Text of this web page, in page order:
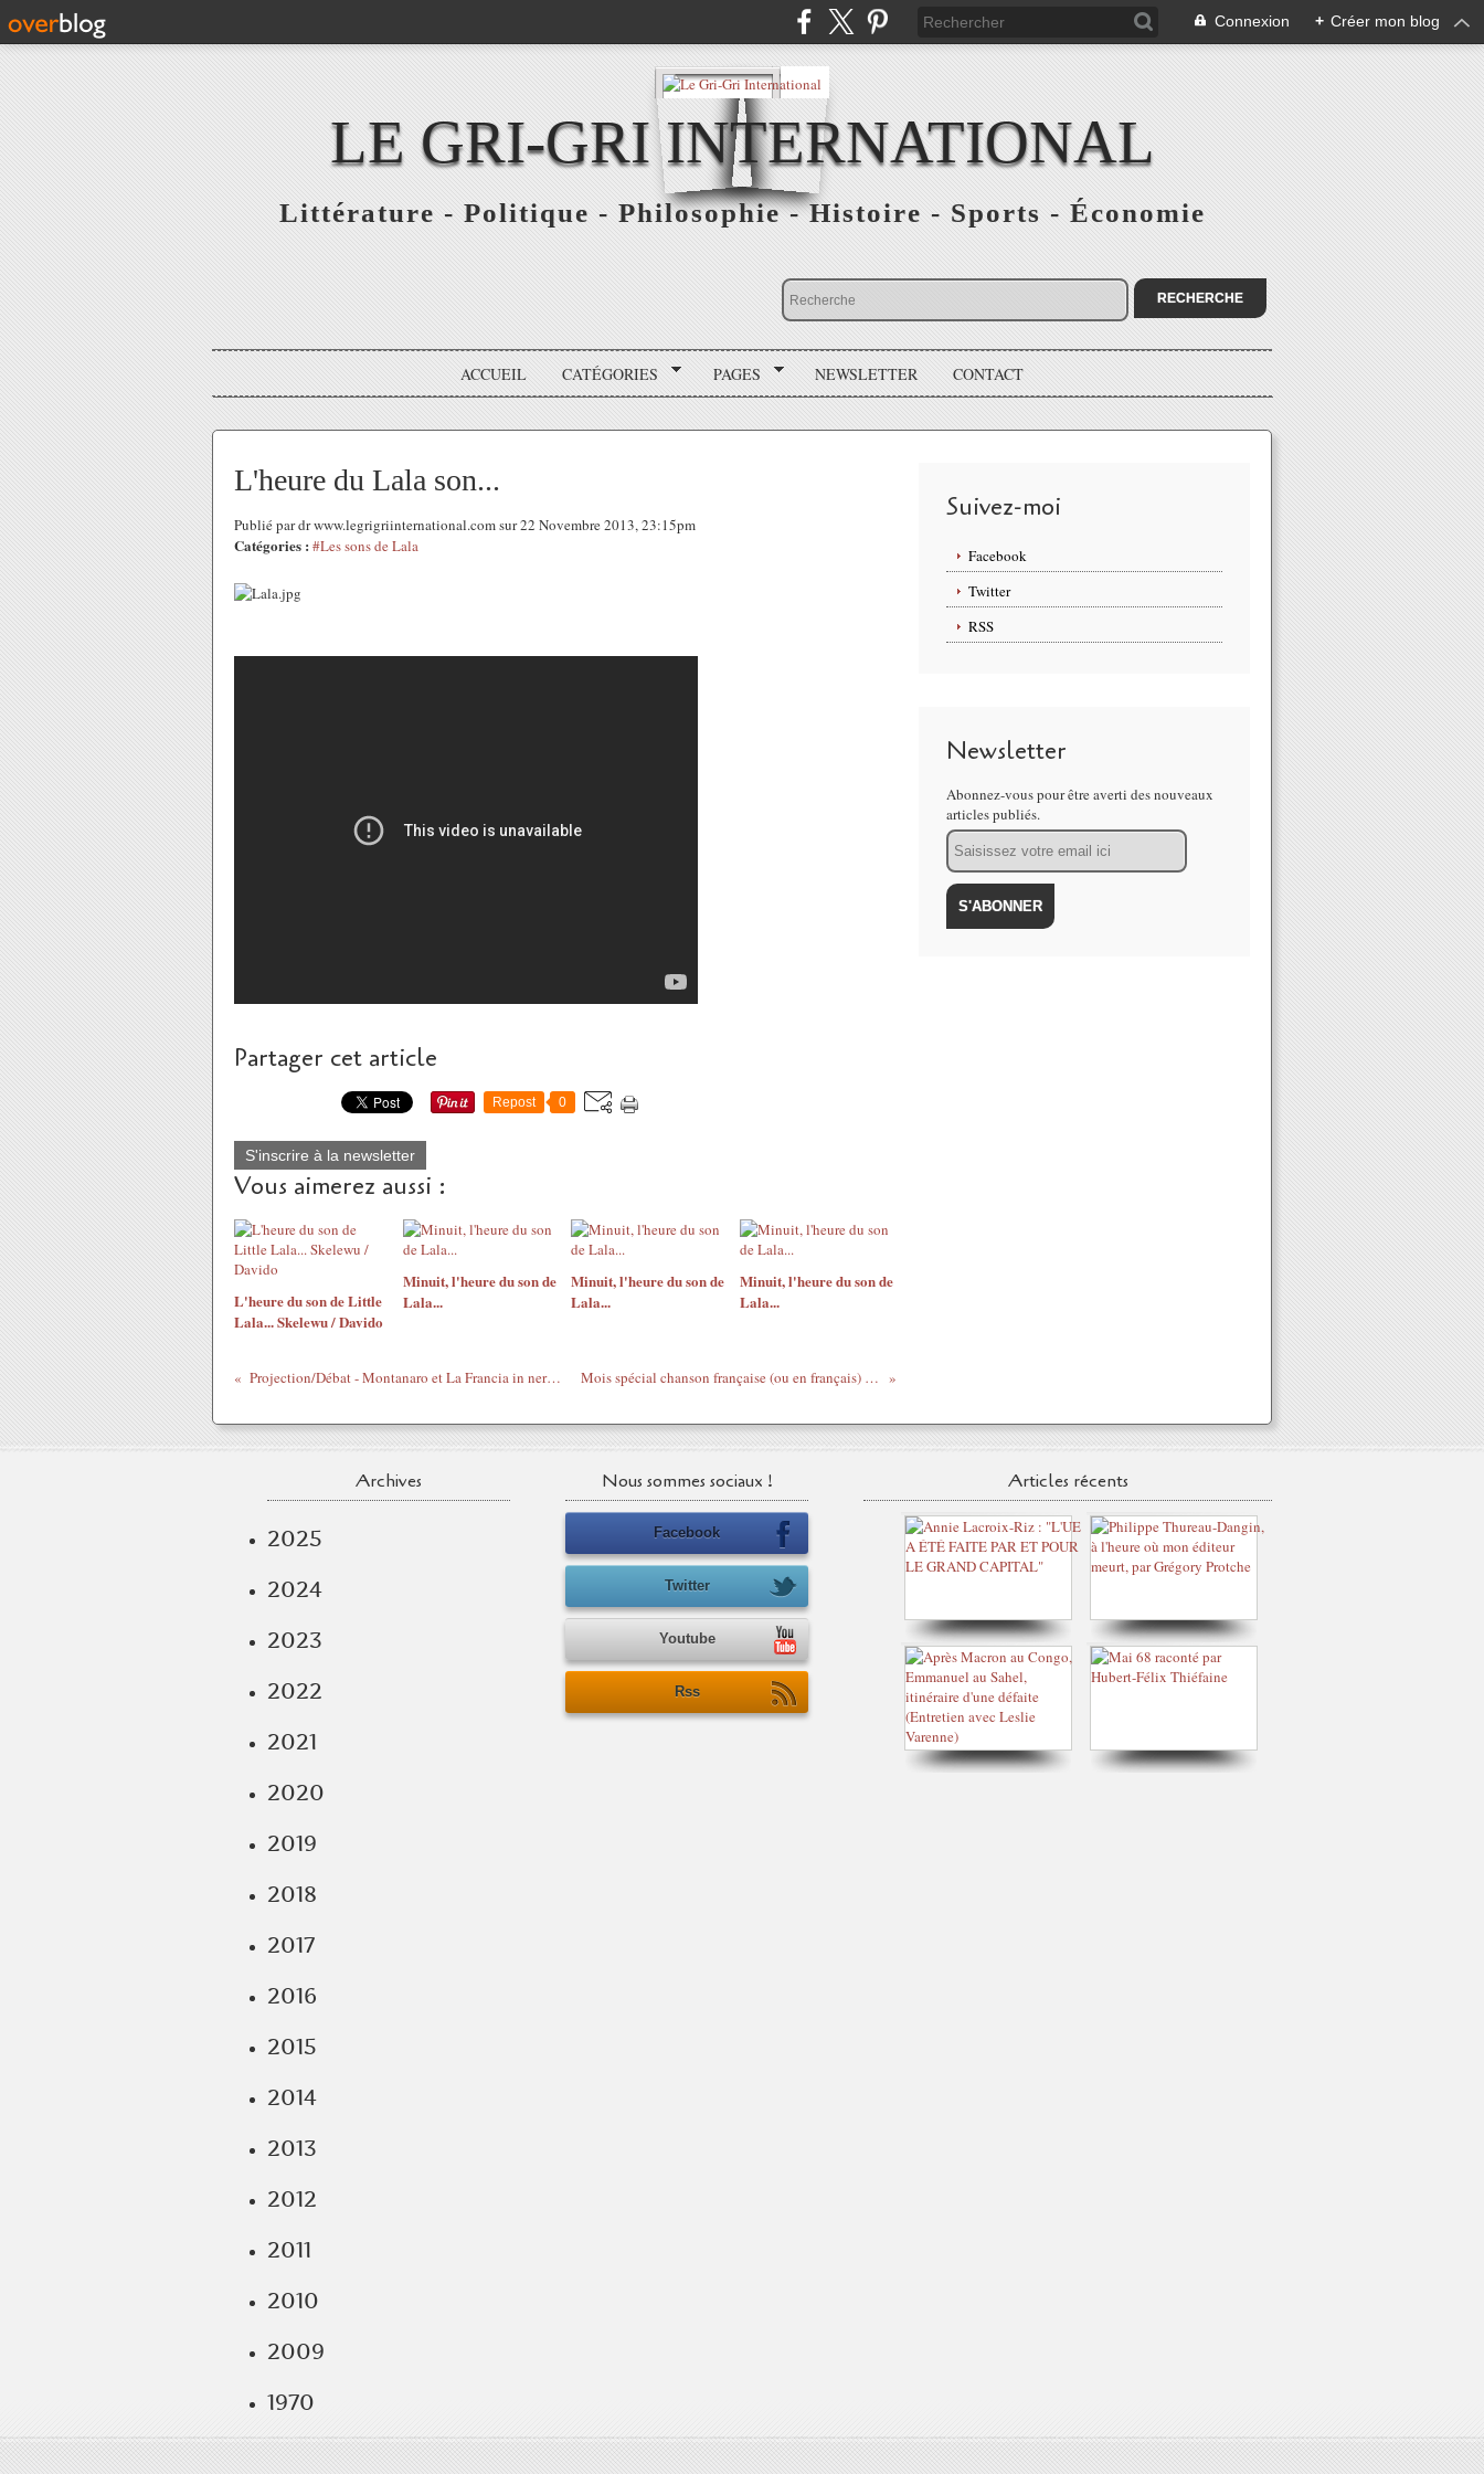
Connexion + Créer mon blog
LE GRI-GRI INTERNATIONAL
Littérature - Politique - Philosophie - Histoire - Sports - Économie
ACCUEIL CATÉGORIES PAGES NEWSLETTER CONTACT
L'heure du Lala son...
Publié par dr www.legrigriinternational.com sur 22 Novembre 2013, 23:15pm
Catégories : #Les sons de Lala
Partager cet article
Repost 0
S'inscrire à la newsletter
Vous aimerez aussi :
L'heure du son de Little
Lala... Skelewu / Davido
Minuit, l'heure du son de
Lala...
Minuit, l'heure du son de
Lala...
Minuit, l'heure du son de
Lala...
Projection/Débat - Montanaro et La Francia in nero, samedi 23/11 14H à Saint-Ouen Mois spécial chanson française (ou en français) - Les Flamingants - Jacques Brel
Suivez-moi
Facebook
Twitter
RSS
Newsletter
Abonnez-vous pour être averti des nouveaux
articles publiés.
Email
Archives
2025
2024
2023
2022
2021
2020
2019
2018
2017
2016
2015
2014
2013
2012
2011
2010
2009
1970
Nous sommes sociaux !
Facebook
Twitter
Youtube
Rss
Articles récents